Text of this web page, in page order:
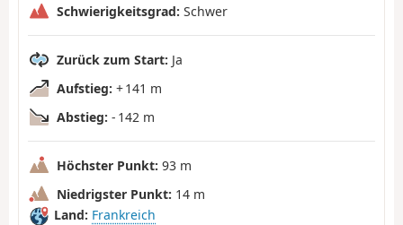
Schwierigkeitsgrad: Schwer
Zurück zum Start: Ja
Aufstieg: + 141 m
Abstieg: - 142 m
Höchster Punkt: 93 m
Niedrigster Punkt: 14 m
Land: Frankreich